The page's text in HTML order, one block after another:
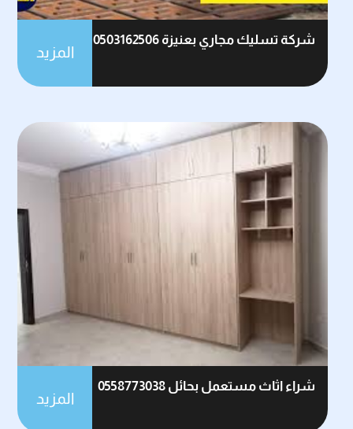
شركة تسليك مجاري بعنيزة 0503162506
المزيد
شراء اثاث مستعمل بحائل 0558773038
المزيد